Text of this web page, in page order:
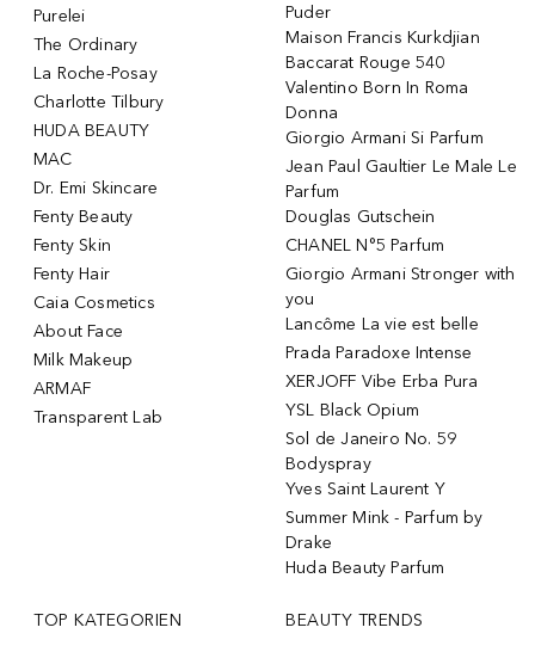
Purelei
The Ordinary
La Roche-Posay
Charlotte Tilbury
HUDA BEAUTY
MAC
Dr. Emi Skincare
Fenty Beauty
Fenty Skin
Fenty Hair
Caia Cosmetics
About Face
Milk Makeup
ARMAF
Transparent Lab
Puder
Maison Francis Kurkdjian
Baccarat Rouge 540
Valentino Born In Roma
Donna
Giorgio Armani Si Parfum
Jean Paul Gaultier Le Male Le
Parfum
Douglas Gutschein
CHANEL N°5 Parfum
Giorgio Armani Stronger with
you
Lancôme La vie est belle
Prada Paradoxe Intense
XERJOFF Vibe Erba Pura
YSL Black Opium
Sol de Janeiro No. 59
Bodyspray
Yves Saint Laurent Y
Summer Mink - Parfum by
Drake
Huda Beauty Parfum
TOP KATEGORIEN BEAUTY TRENDS